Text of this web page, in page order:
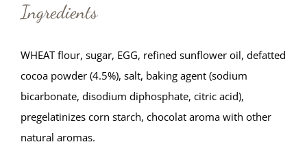
Ingredients
WHEAT flour, sugar, EGG, refined sunflower oil, defatted
cocoa powder (4.5%), salt, baking agent (sodium
bicarbonate, disodium diphosphate, citric acid),
pregelatinizes corn starch, chocolat aroma with other
natural aromas.